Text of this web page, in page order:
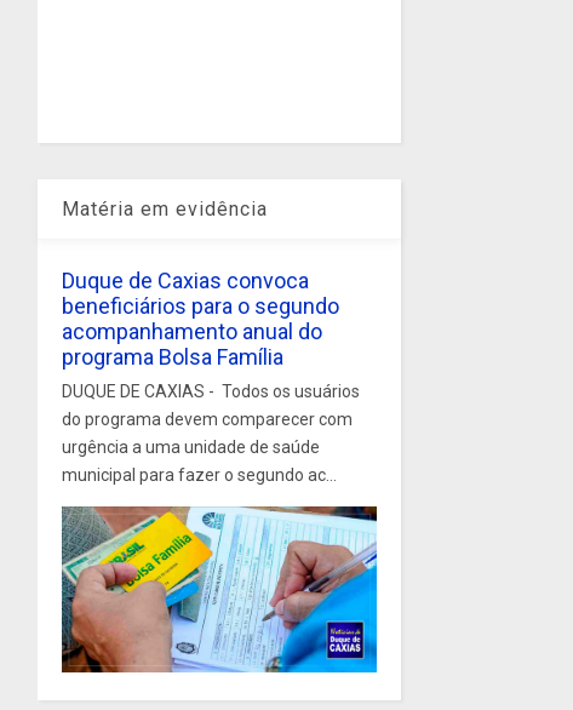
Matéria em evidência
Duque de Caxias convoca
beneficiários para o segundo
acompanhamento anual do
programa Bolsa Família
DUQUE DE CAXIAS - Todos os usuários
do programa devem comparecer com
urgência a uma unidade de saúde
municipal para fazer o segundo ac...